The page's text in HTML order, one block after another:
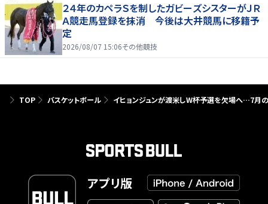
２４年のカペラＳを制したガビーズシスターがＪＲ
Ａ競走馬登録を抹消 今後は大井競馬に移籍予
定
2026/08/07 15:06その他競技
TOP バスケットボール イヒョンジュンが渡米しW杯予選を欠場へ…7月
アプリ版